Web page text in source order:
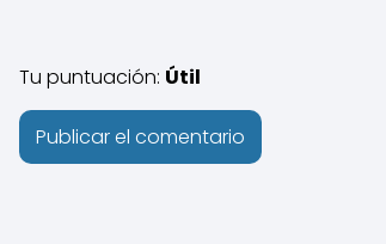
Tu puntuación: Útil